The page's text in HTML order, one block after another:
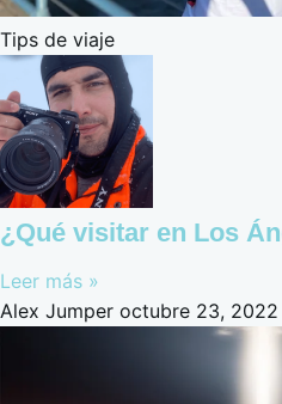
Tips de viaje
¿Qué visitar en Los
Leer más »
Alex Jumper octubre 23, 2022